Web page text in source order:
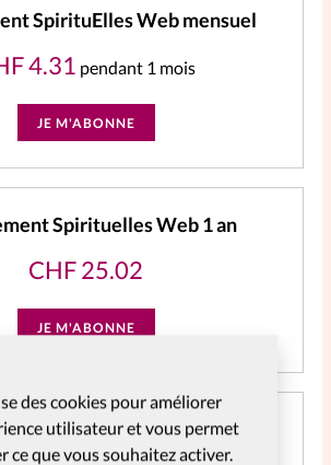
des cookies pour améliorer
utilisateur et vous permet
ce que vous souhaitez activer.
SpirituElles Web mensuel
4.31 pendant 1 mois
JE M'ABONNE
Spirituelles Web 1 an
CHF25.02
JE M'ABONNE
SpirituElles Web 3 ans - NE
PLUS UTILISER